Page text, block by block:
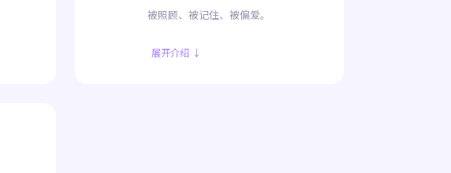
被照顾、被记住、被偏爱。
展开介绍 ↓